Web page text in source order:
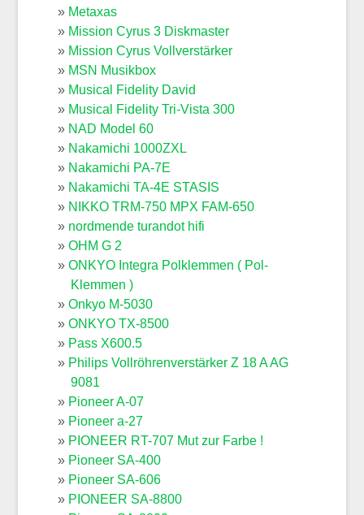
Metaxas
Mission Cyrus 3 Diskmaster
Mission Cyrus Vollverstärker
MSN Musikbox
Musical Fidelity David
Musical Fidelity Tri-Vista 300
NAD Model 60
Nakamichi 1000ZXL
Nakamichi PA-7E
Nakamichi TA-4E STASIS
NIKKO TRM-750 MPX FAM-650
nordmende turandot hifi
OHM G 2
ONKYO Integra Polklemmen ( Pol-
Klemmen )
Onkyo M-5030
ONKYO TX-8500
Pass X600.5
Philips Vollröhrenverstärker Z 18 A AG
9081
Pioneer A-07
Pioneer a-27
PIONEER RT-707 Mut zur Farbe !
Pioneer SA-400
Pioneer SA-606
PIONEER SA-8800